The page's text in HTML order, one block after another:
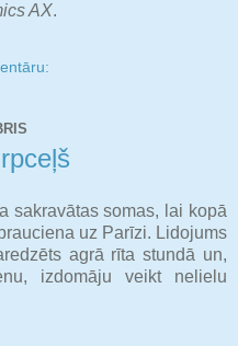
AX.
sakravātas somas, lai kopā
uz Parīzi. Lidojums
agrā rīta stundā un,
izdomāju veikt nelielu